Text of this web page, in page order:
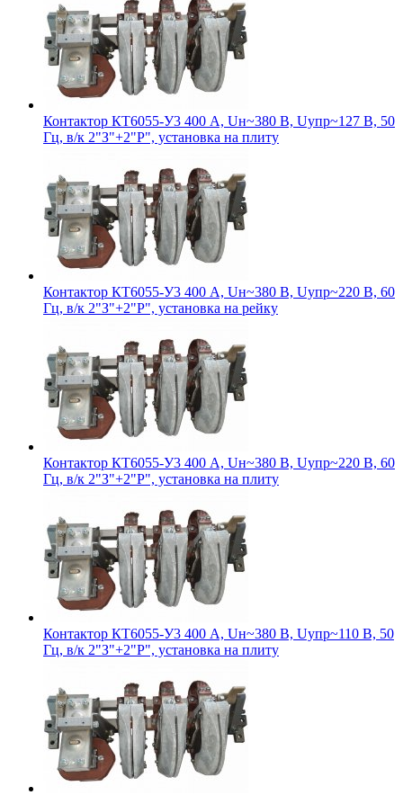
Контактор КТ6055-У3 400 А, Uн~380 В, Uупр~127 В, 50
Гц, в/к 2"З"+2"Р", установка на плиту
Контактор КТ6055-У3 400 А, Uн~380 В, Uупр~220 В, 60
Гц, в/к 2"З"+2"Р", установка на рейку
Контактор КТ6055-У3 400 А, Uн~380 В, Uупр~220 В, 60
Гц, в/к 2"З"+2"Р", установка на плиту
Контактор КТ6055-У3 400 А, Uн~380 В, Uупр~110 В, 50
Гц, в/к 2"З"+2"Р", установка на плиту